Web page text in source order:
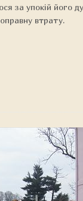
за упокій його
втрату.